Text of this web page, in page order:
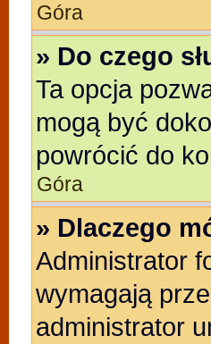
Góra
» Do czego
Ta opcja
mogą być
powrócić do
Góra
» Dlaczego
Administrator
wymagają
administrator